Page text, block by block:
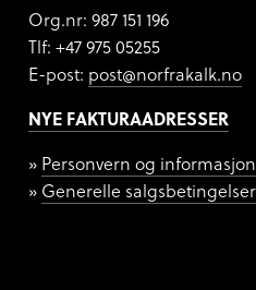
Org.nr: 987 151 196
Tlf: +47 975 05255
E-post: post@norfrakalk.no
NYE FAKTURAADRESSER
Personvern og
Generelle salgsbetingelser